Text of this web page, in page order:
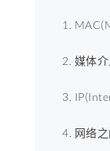
媒体
网络